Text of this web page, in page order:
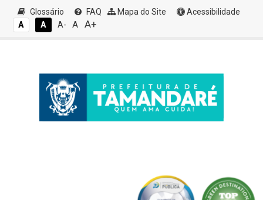
Glossário FAQ Mapa do Site
Acessibilidade
A
A A- A A+